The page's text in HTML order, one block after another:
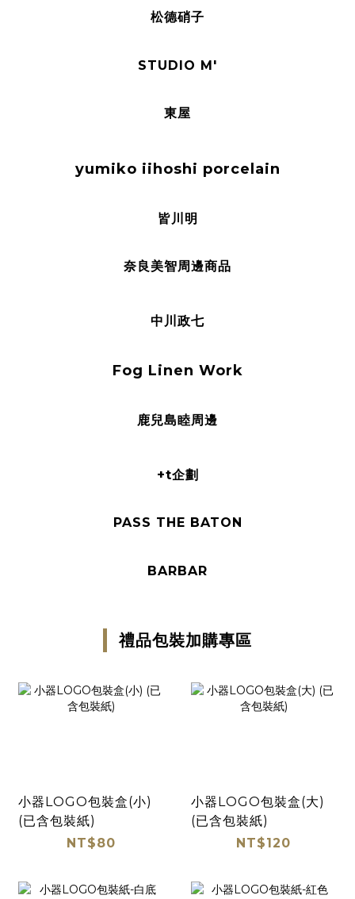
松德硝子
STUDIO M'
東屋
yumiko iihoshi porcelain
皆川明
奈良美智周邊商品
中川政七
Fog Linen Work
鹿兒島睦周邊
+t企劃
PASS THE BATON
BARBAR
禮品包裝加購專區
小器LOGO包裝盒(小)
(已含包裝紙)
NT$80
小器LOGO包裝盒(大)
(已含包裝紙)
NT$120